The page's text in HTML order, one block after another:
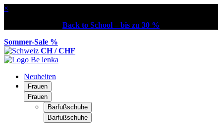
×
Back to School – bis zu 30 %
Sommer-Sale %
CH / CHF
Neuheiten
Frauen
Frauen
Barfußschuhe
Barfußschuhe